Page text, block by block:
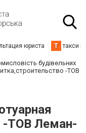
юриста Т такси
будівельних
-ТОВ
-ТОВ Леман-